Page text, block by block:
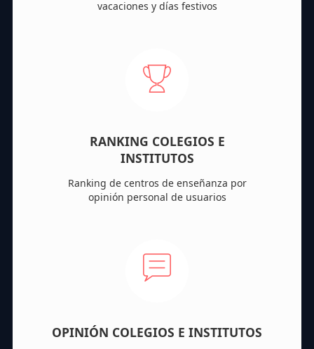
vacaciones y días festivos
RANKING COLEGIOS E
INSTITUTOS
Ranking de centros de enseñanza por
opinión personal de usuarios
OPINIÓN COLEGIOS E INSTITUTOS